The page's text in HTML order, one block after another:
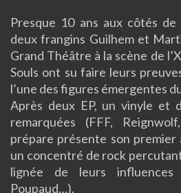
Presque 10 ans aux côtés de
deux frangins Guilhem et
Grand Théâtre à la scène de
Souls ont su faire leurs
l’une des figures émergentes
Après deux EP, un vinyle et
remarquées (FFF,
prépare présente son premier
un concentré de rock
lignée de leurs influences
Poupaud…).